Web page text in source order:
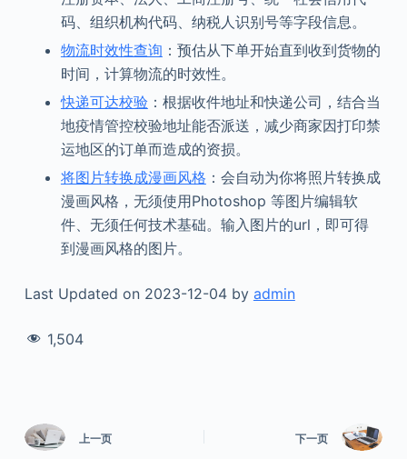
码、组织机构代码、纳税人识别号等字段信息。
物流时效性查询 ：预估从下单开始直到收到货物的
时间，计算物流的时效性。
快递可达校验：根据收件地址和快递公司，结合当
地疫情管控校验地址能否派送，减少商家因打印禁
运地区的订单而造成的资损。
将图片转换成漫画风格 ：会自动为你将照片转换成
漫画风格，无须使用Photoshop 等图片编辑软
件、无须任何技术基础。输入图片的url，即可得
到漫画风格的图片。
Last Updated on 2023-12-04 by admin
1,504
上一页 下一页